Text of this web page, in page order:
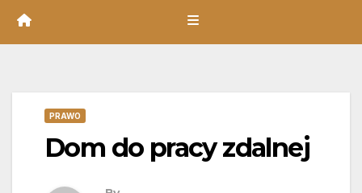
PRAWO
Dom do pracy zdalnej